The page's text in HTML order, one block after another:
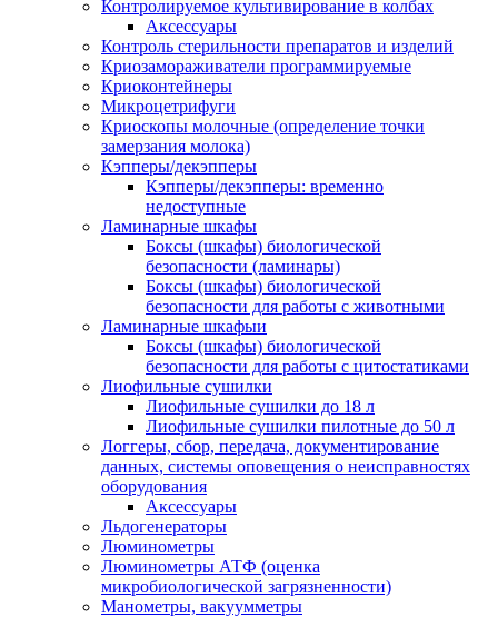
Контролируемое культивирование в колбах
Аксессуары
Контроль стерильности препаратов и изделий
Криозамораживатели программируемые
Криоконтейнеры
Микроцетрифуги
Криоскопы молочные (определение точки
замерзания молока)
Кэпперы/декэпперы
Кэпперы/декэпперы: временно
недоступные
Ламинарные шкафы
Боксы (шкафы) биологической
безопасности (ламинары)
Боксы (шкафы) биологической
безопасности для работы с животными
Ламинарные шкафыи
Боксы (шкафы) биологической
безопасности для работы с цитостатиками
Лиофильные сушилки
Лиофильные сушилки до 18 л
Лиофильные сушилки пилотные до 50 л
Логгеры, сбор, передача, документирование
данных, системы оповещения о неисправностях
оборудования
Аксессуары
Льдогенераторы
Люминометры
Люминометры АТФ (оценка
микробиологической загрязненности)
Манометры, вакуумметры